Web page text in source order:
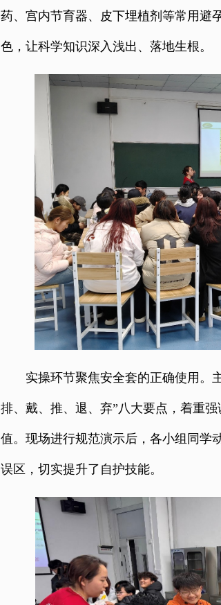
药、宫内节育器、皮下埋植剂等常用避
色，让科学知识深入浅出、落地生根。
实操环节聚焦安全套的正确使用。
排、戴、推、退、弃”八大要点，着重
值。现场进行规范演示后，各小组同学
误区，切实提升了自护技能。